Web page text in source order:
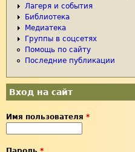
Лагеря и события
Библиотека
Медиатека
Группы в соцсетях
Помощь по сайту
Последние публикации
Вход на сайт
Имя пользователя *